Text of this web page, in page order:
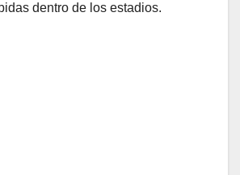
dentro de los estadios.